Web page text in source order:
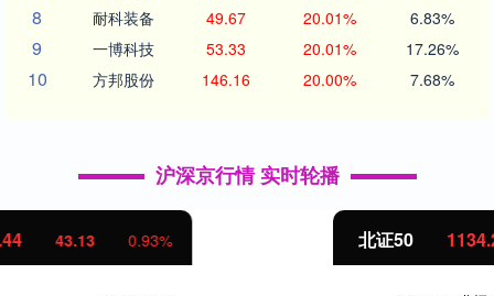
8 耐科装备 49.67 20.01% 6.83%
9 一博科技 53.33 20.01% 17.26%
10 方邦股份 146.16 20.00% 7.68%
沪深京行情 实时轮播
北证50 1.01%